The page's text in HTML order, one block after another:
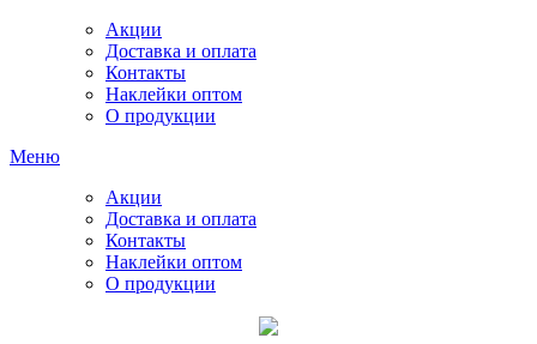
Акции
Доставка и оплата
Контакты
Наклейки оптом
О продукции
Меню
Акции
Доставка и оплата
Контакты
Наклейки оптом
О продукции